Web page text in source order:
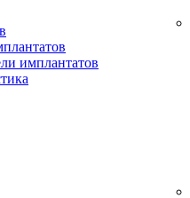
имплантатов